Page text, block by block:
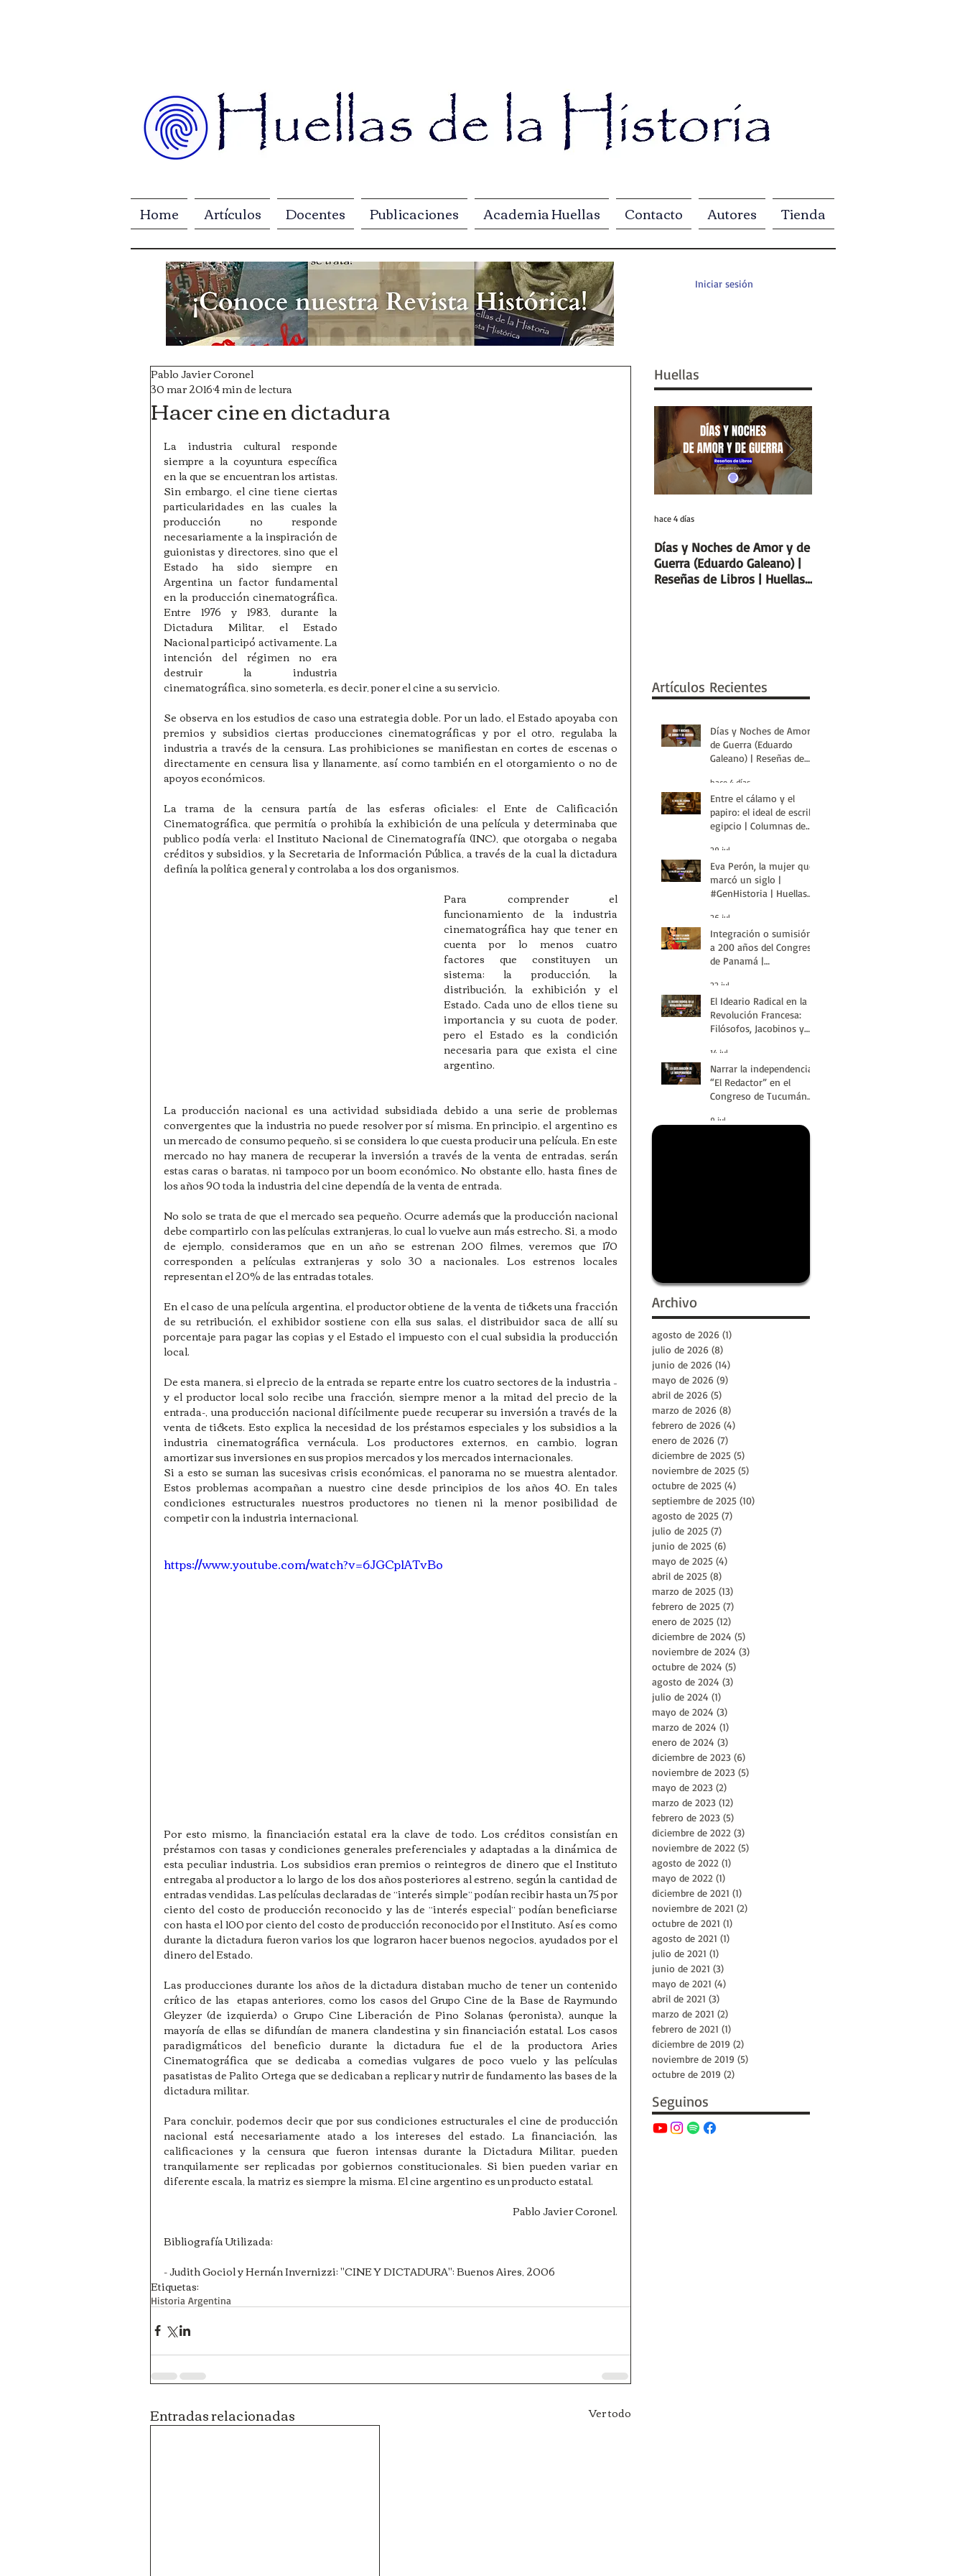
Home Artículos Docentes Publicaciones Academia Huellas Contacto Autores Tienda
Iniciar sesión
Hacer cine en dictadura
Pablo Javier Coronel
30 mar 20164 min de lectura
La industria cultural responde
siempre a la coyuntura específica
en la que se encuentran los artistas.
Sin embargo, el cine tiene ciertas
particularidades en las cuales la
producción no responde
necesariamente a la inspiración de
guionistas y directores, sino que el
Estado ha sido siempre en
Argentina un factor fundamental
en la producción cinematográfica.
Entre 1976 y 1983, durante la
Dictadura Militar, el Estado
Nacional participó activamente. La
intención del régimen no era
destruir la industria
cinematográfica, sino someterla, es decir, poner el cine a su servicio.
Se observa en los estudios de caso una estrategia doble. Por un lado, el Estado apoyaba con
premios y subsidios ciertas producciones cinematográficas y por el otro, regulaba la
industria a través de la censura. Las prohibiciones se manifiestan en cortes de escenas o
directamente en censura lisa y llanamente, así como también en el otorgamiento o no de
apoyos económicos.
La trama de la censura partía de las esferas oficiales: el Ente de Calificación
Cinematográfica, que permitía o prohibía la exhibición de una película y determinaba que
publico podía verla; el Instituto Nacional de Cinematografía (INC), que otorgaba o negaba
créditos y subsidios, y la Secretaria de Información Pública, a través de la cual la dictadura
definía la política general y controlaba a los dos organismos.
Para comprender el
funcionamiento de la industria
cinematográfica hay que tener en
cuenta por lo menos cuatro
factores que constituyen un
sistema: la producción, la
distribución, la exhibición y el
Estado. Cada uno de ellos tiene su
importancia y su cuota de poder,
pero el Estado es la condición
necesaria para que exista el cine
argentino.
La producción nacional es una actividad subsidiada debido a una serie de problemas
convergentes que la industria no puede resolver por sí misma. En principio, el argentino es
un mercado de consumo pequeño, si se considera lo que cuesta producir una película. En este
mercado no hay manera de recuperar la inversión a través de la venta de entradas, serán
estas caras o baratas, ni tampoco por un boom económico. No obstante ello, hasta fines de
los años 90 toda la industria del cine dependía de la venta de entrada.
No solo se trata de que el mercado sea pequeño. Ocurre además que la producción nacional
debe compartirlo con las películas extranjeras, lo cual lo vuelve aun más estrecho. Si, a modo
de ejemplo, consideramos que en un año se estrenan 200 filmes, veremos que 170
corresponden a películas extranjeras y solo 30 a nacionales. Los estrenos locales
representan el 20% de las entradas totales.
En el caso de una película argentina, el productor obtiene de la venta de tickets una fracción
de su retribución, el exhibidor sostiene con ella sus salas, el distribuidor saca de allí su
porcentaje para pagar las copias y el Estado el impuesto con el cual subsidia la producción
local.
De esta manera, si el precio de la entrada se reparte entre los cuatro sectores de la industria –
y el productor local solo recibe una fracción, siempre menor a la mitad del precio de la
entrada-, una producción nacional difícilmente puede recuperar su inversión a través de la
venta de tickets. Esto explica la necesidad de los préstamos especiales y los subsidios a la
industria cinematográfica vernácula. Los productores externos, en cambio, logran
amortizar sus inversiones en sus propios mercados y los mercados internacionales.
Si a esto se suman las sucesivas crisis económicas, el panorama no se muestra alentador.
Estos problemas acompañan a nuestro cine desde principios de los años 40. En tales
condiciones estructurales nuestros productores no tienen ni la menor posibilidad de
competir con la industria internacional.
https://www.youtube.com/watch?v=6JGCplATvBo
Por esto mismo, la financiación estatal era la clave de todo. Los créditos consistían en
préstamos con tasas y condiciones generales preferenciales y adaptadas a la dinámica de
esta peculiar industria. Los subsidios eran premios o reintegros de dinero que el Instituto
entregaba al productor a lo largo de los dos años posteriores al estreno, según la cantidad de
entradas vendidas. Las películas declaradas de “interés simple” podían recibir hasta un 75 por
ciento del costo de producción reconocido y las de “interés especial” podían beneficiarse
con hasta el 100 por ciento del costo de producción reconocido por el Instituto. Así es como
durante la dictadura fueron varios los que lograron hacer buenos negocios, ayudados por el
dinero del Estado.
Las producciones durante los años de la dictadura distaban mucho de tener un contenido
crítico de las  etapas anteriores, como los casos del Grupo Cine de la Base de Raymundo
Gleyzer (de izquierda) o Grupo Cine Liberación de Pino Solanas (peronista), aunque la
mayoría de ellas se difundían de manera clandestina y sin financiación estatal. Los casos
paradigmáticos del beneficio durante la dictadura fue el de la productora Aries
Cinematográfica que se dedicaba a comedias vulgares de poco vuelo y las películas
pasatistas de Palito Ortega que se dedicaban a replicar y nutrir de fundamento las bases de la
dictadura militar.
Para concluir, podemos decir que por sus condiciones estructurales el cine de producción
nacional está necesariamente atado a los intereses del estado. La financiación, las
calificaciones y la censura que fueron intensas durante la Dictadura Militar, pueden
tranquilamente ser replicadas por gobiernos constitucionales. Si bien pueden variar en
diferente escala, la matriz es siempre la misma. El cine argentino es un producto estatal.
Pablo Javier Coronel.
Bibliografía Utilizada:
- Judith Gociol y Hernán Invernizzi; "CINE Y DICTADURA"; Buenos Aires, 2006
Etiquetas:
Historia Argentina
Entradas relacionadas Ver todo
Huellas
Días y Noches de Amor y de
Guerra (Eduardo Galeano) |
Reseñas de Libros | Huellas
hace 4 días
Artículos Recientes
Días y Noches de Amor y
de Guerra (Eduardo
Galeano) | Reseñas de
Historia
hace 4 días
Entre el cálamo y el
papiro: el ideal de escriba
egipcio | Columnas de
Historia
29 jul
Eva Perón, la mujer que
marcó un siglo |
#GenHistoria | Huellas
26 jul
Integración o sumisión:
a 200 años del Congreso
de Panamá |
as | Huellas de la
Historia
22 jul
El Ideario Radical en la
Revolución Francesa:
Filósofos, Jacobinos y
Historia
14 jul
Narrar la independencia:
“El Redactor” en el
Congreso de Tucumán
Huellas de la Historia
9 jul
Archivo
agosto de 2026 (1)
julio de 2026 (8)
junio de 2026 (14)
mayo de 2026 (9)
abril de 2026 (5)
marzo de 2026 (8)
febrero de 2026 (4)
enero de 2026 (7)
diciembre de 2025 (5)
noviembre de 2025 (5)
octubre de 2025 (4)
septiembre de 2025 (10)
agosto de 2025 (7)
julio de 2025 (7)
junio de 2025 (6)
mayo de 2025 (4)
abril de 2025 (8)
marzo de 2025 (13)
febrero de 2025 (7)
enero de 2025 (12)
diciembre de 2024 (5)
noviembre de 2024 (3)
octubre de 2024 (5)
agosto de 2024 (3)
julio de 2024 (1)
mayo de 2024 (3)
marzo de 2024 (1)
enero de 2024 (3)
diciembre de 2023 (6)
noviembre de 2023 (5)
mayo de 2023 (2)
marzo de 2023 (12)
febrero de 2023 (5)
diciembre de 2022 (3)
noviembre de 2022 (5)
agosto de 2022 (1)
mayo de 2022 (1)
diciembre de 2021 (1)
noviembre de 2021 (2)
octubre de 2021 (1)
agosto de 2021 (1)
julio de 2021 (1)
junio de 2021 (3)
mayo de 2021 (4)
abril de 2021 (3)
marzo de 2021 (2)
febrero de 2021 (1)
diciembre de 2019 (2)
noviembre de 2019 (5)
octubre de 2019 (2)
Seguinos